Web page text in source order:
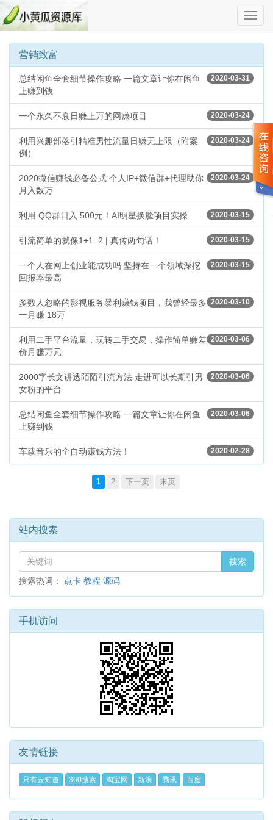
切
换
导
营销致富
2020-03-31
总结闲鱼全套细节操作攻略 一篇文章让你在闲鱼
上赚到钱
2020-03-24
一个永久不衰日赚上万的网赚项目
2020-03-24
利用兴趣部落引精准男性流量日赚无上限（附案
例）
2020-03-24
2020微信赚钱必备公式 个人IP+微信群+代理助你
月入数万
2020-03-15
利用 QQ群日入 500元！AI明星换脸项目实操
2020-03-15
引流简单的就像1+1=2 | 真传两句话！
2020-03-15
一个人在网上创业能成功吗 坚持在一个领域深挖
回报率最高
2020-03-10
多数人忽略的影视服务暴利赚钱项目，我曾经最多
一月赚 18万
2020-03-06
利用二手平台流量，玩转二手交易，操作简单赚差
价月赚万元
2020-03-06
2000字长文讲透陌陌引流方法 走进可以长期引男
女粉的平台
2020-03-06
总结闲鱼全套细节操作攻略 一篇文章让你在闲鱼
上赚到钱
2020-02-28
车载音乐的全自动赚钱方法！
1 2 下一页 末页
站内搜索
搜索
搜索热词：
点卡 教程 源码
手机访问
友情链接
只有云知道 360搜索 淘宝网 新浪 腾讯 百度